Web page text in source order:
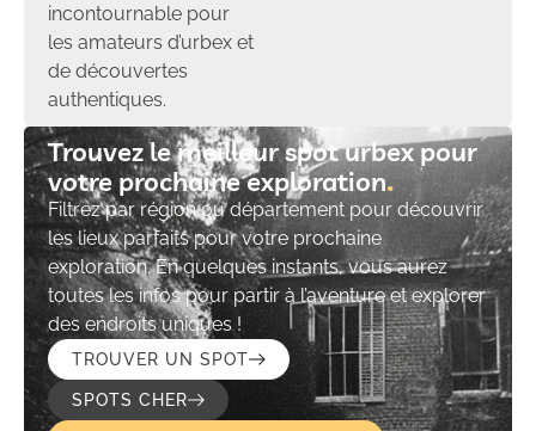
incontournable pour
les amateurs d’urbex et
de découvertes
authentiques.
Trouvez le meilleur spot urbex pour
votre prochaine exploration​
Filtrez par région ou département pour découvrir
les lieux parfaits pour votre prochaine
exploration. En quelques instants, vous aurez
toutes les infos pour partir à l’aventure et explorer
des endroits uniques !
TROUVER UN SPOT
SPOTS CHER